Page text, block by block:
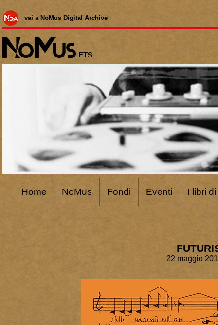
Home NoMus Fondi Eventi I libri
vai a NoMus Digital Archive
ETS
22 maggio